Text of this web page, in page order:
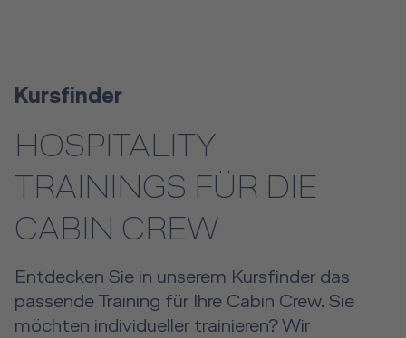
Kursfinder
HOSPITALITY
TRAININGS FÜR DIE
CABIN CREW
Entdecken Sie in unserem Kursfinder das
passende Training für Ihre Cabin Crew. Sie
möchten individueller trainieren? Wir